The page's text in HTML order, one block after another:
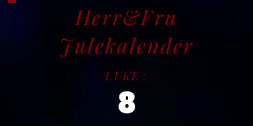
Herr&Fru
Julekalender
LUKE :
8